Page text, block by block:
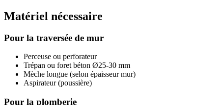
Matériel nécessaire
Pour la traversée de mur
Perceuse ou perforateur
Trépan ou foret béton Ø25-30 mm
Mèche longue (selon épaisseur mur)
Aspirateur (poussière)
Pour la plomberie